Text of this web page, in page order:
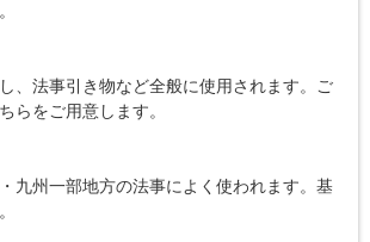
、法事引き物など全般に使用されます。ご
らをご用意します。
九州一部地方の法事によく使われます。基